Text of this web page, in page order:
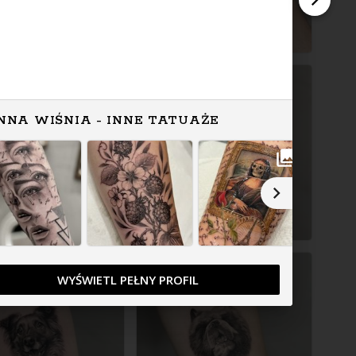
WIŚNIA - INNE TATUAŻE
WYŚWIETL PEŁNY PROFIL